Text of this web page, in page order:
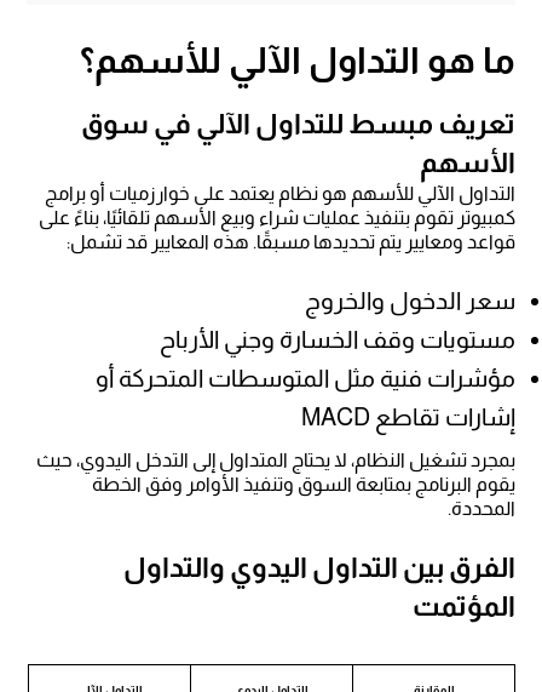
ما هو التداول الآلي للأسهم؟
تعريف مبسط للتداول الآلي في سوق
الأسهم
التداول الآلي للأسهم هو نظام يعتمد على خوارزميات أو برامج
كمبيوتر تقوم بتنفيذ عمليات شراء وبيع الأسهم تلقائيًا، بناءً على
قواعد ومعايير يتم تحديدها مسبقًا. هذه المعايير قد تشمل:
سعر الدخول والخروج
مستويات وقف الخسارة وجني الأرباح
مؤشرات فنية مثل المتوسطات المتحركة أو
إشارات تقاطع MACD
بمجرد تشغيل النظام، لا يحتاج المتداول إلى التدخل اليدوي، حيث
يقوم البرنامج بمتابعة السوق وتنفيذ الأوامر وفق الخطة
المحددة.
الفرق بين التداول اليدوي والتداول
المؤتمت